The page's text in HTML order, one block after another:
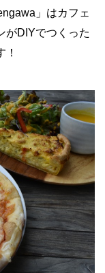
」はカフェ
がDIYでつくった